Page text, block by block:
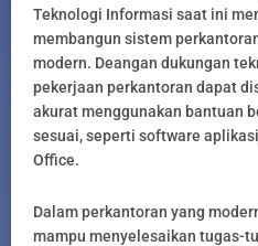
Teknologi Informasi saat ini
membangun sistem
modern. Deangan dukungan
pekerjaan perkantoran dapat
akurat menggunakan bantuan
sesuai, seperti software
Office.
Dalam perkantoran yang
mampu menyelesaikan tugas-